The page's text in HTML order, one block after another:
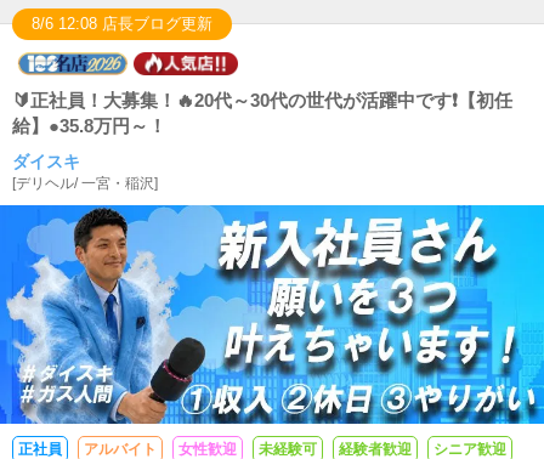
8/6 12:08 店長ブログ更新
🔰正社員！大募集！🔥20代～30代の世代が活躍中です❗️【初任
給】●35.8万円～！
ダイスキ
[デリヘル/一宮・稲沢]
正社員 アルバイト 女性歓迎 未経験可 経験者歓迎
シニア歓迎